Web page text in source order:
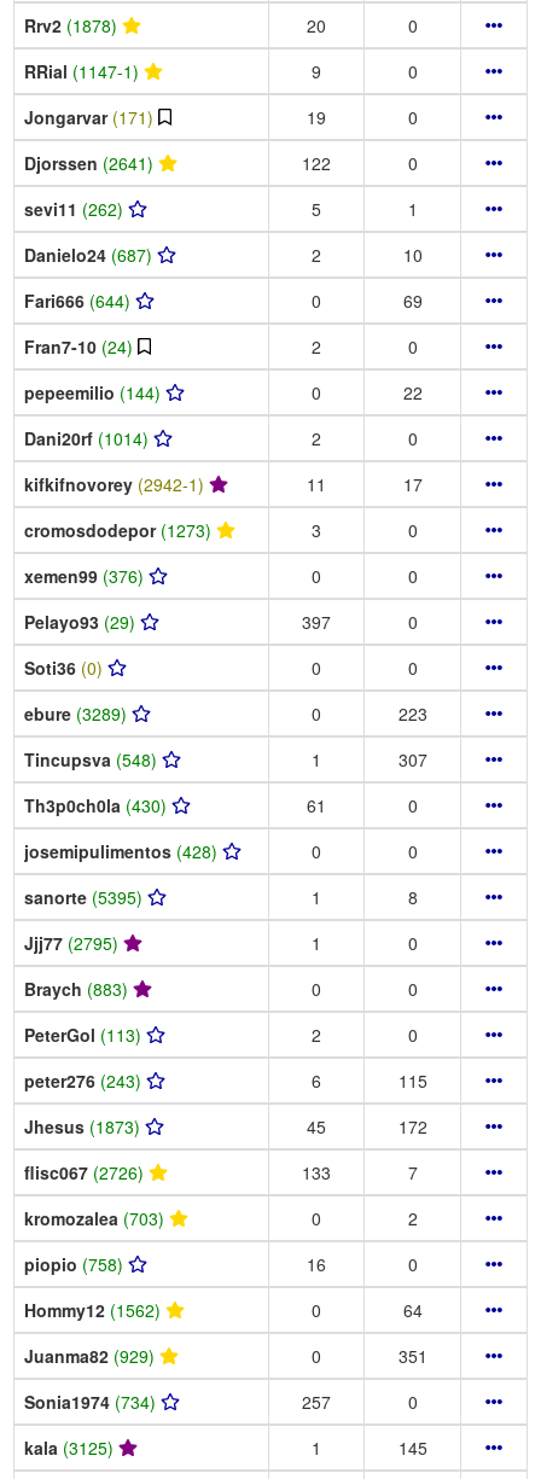
Rrv2 (1878) 20
0
RRial (1147-1) 9
0
Jongarvar (171) 19
0
Djorssen (2641) 122
0
sevi11 (262) 5
1
Danielo24 (687) 2
10
Fari666 (644) 0
69
Fran7-10 (24) 2
0
pepeemilio (144) 0
22
Dani20rf (1014) 2
0
kifkifnovorey (2942-1) 11
17
cromosdodepor (1273) 3
0
xemen99 (376) 0
0
Pelayo93 (29) 397
0
Soti36 (0) 0
0
ebure (3289) 0
223
Tincupsva (548) 1
307
Th3p0ch0la (430) 61
0
josemipulimentos (428) 0
0
sanorte (5395) 1
8
Jjj77 (2795) 1
0
Braych (883) 0
0
PeterGol (113) 2
0
peter276 (243) 6
115
Jhesus (1873) 45
172
flisc067 (2726) 133
7
kromozalea (703) 0
2
piopio (758) 16
0
Hommy12 (1562) 0
64
Juanma82 (929) 0
351
Sonia1974 (734) 257
0
kala (3125) 1
145